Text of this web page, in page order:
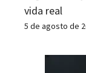
vida real
5 de agosto de